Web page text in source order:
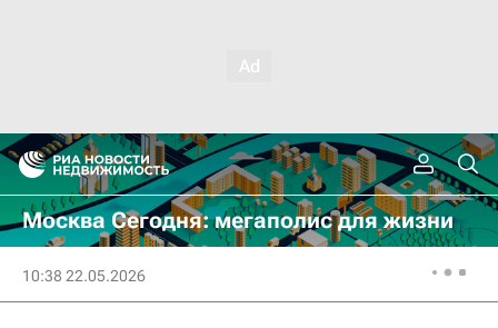
Москва Сегодня: мегаполис для жизни
10:38 22.05.2026